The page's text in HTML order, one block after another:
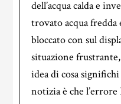
dell’acqua calda e
trovato acqua fredda
bloccato con sul
situazione
idea di cosa
notizia è che